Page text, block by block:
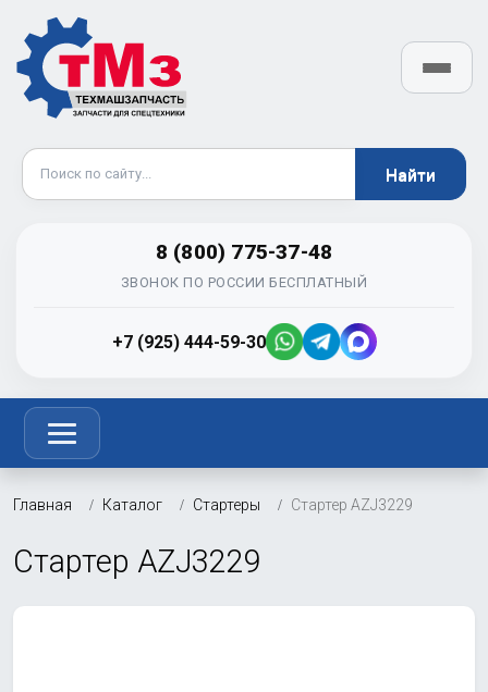
8 (800) 775-37-48
ЗВОНОК ПО РОССИИ БЕСПЛАТНЫЙ
+7 (925) 444-59-30
Главная Каталог Стартеры Стартер AZJ3229
Стартер AZJ3229